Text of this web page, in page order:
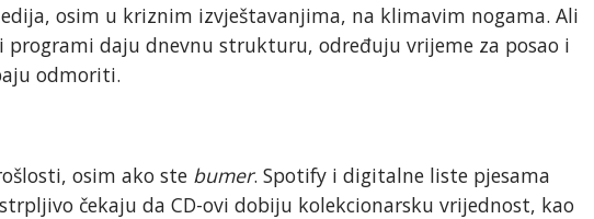
osim u kriznim izvještavanjima, na klimavim nogama. Ali
programi daju dnevnu strukturu, određuju vrijeme za posao i
odmoriti.
osim ako ste bumer. Spotify i digitalne liste pjesama
čekaju da CD-ovi dobiju kolekcionarsku vrijednost, kao